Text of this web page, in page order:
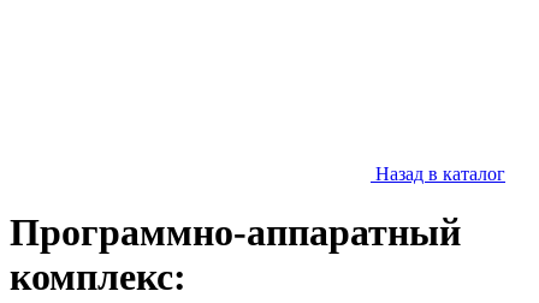
Назад в каталог
Программно-аппаратный
комплекс: